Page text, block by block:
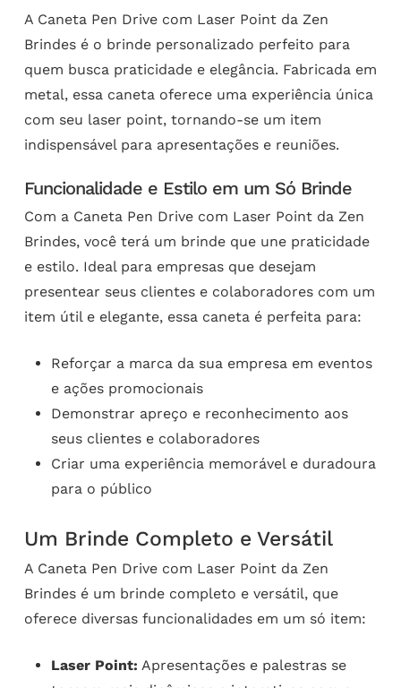
A Caneta Pen Drive com Laser Point da Zen
Brindes é o brinde personalizado perfeito para
quem busca praticidade e elegância. Fabricada em
metal, essa caneta oferece uma experiência única
com seu laser point, tornando-se um item
indispensável para apresentações e reuniões.
Funcionalidade e Estilo em um Só Brinde
Com a Caneta Pen Drive com Laser Point da Zen
Brindes, você terá um brinde que une praticidade
e estilo. Ideal para empresas que desejam
presentear seus clientes e colaboradores com um
item útil e elegante, essa caneta é perfeita para:
Reforçar a marca da sua empresa em eventos
e ações promocionais
Demonstrar apreço e reconhecimento aos
seus clientes e colaboradores
Criar uma experiência memorável e duradoura
para o público
Um Brinde Completo e Versátil
A Caneta Pen Drive com Laser Point da Zen
Brindes é um brinde completo e versátil, que
oferece diversas funcionalidades em um só item:
Laser Point: Apresentações e palestras se